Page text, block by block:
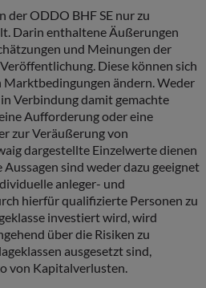
der ODDO BHF SE nur zu
Darin enthaltene Äußerungen
und Meinungen der
Diese können sich
Marktbedingungen ändern. Weder
Verbindung damit gemachte
Aufforderung oder eine
zur Veräußerung von
dargestellte Einzelwerte dienen
sind weder dazu geeignet
anleger- und
hierfür qualifizierte Personen zu
investiert wird, wird
über die Risiken zu
ausgesetzt sind,
von Kapitalverlusten.